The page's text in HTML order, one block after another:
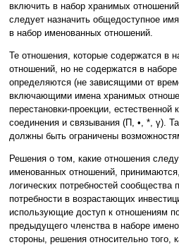
включить в набор хранимых
следует назначить общедоступное
в набор именованных отношений.
Те отношения, которые содержатся в
отношений, но не содержатся в
определяются (не зависящими от
включающими имена хранимых
перестановки-проекции, естественной
соединения и связывания (Π, •, *, γ).
должны быть ограничены
Решения о том, какие отношения
именованных отношений,
логических потребностей сообщества
потребности в возрастающих
использующие доступ к отношениям
предыдущего членства в наборе
стороны, решения относительно того,